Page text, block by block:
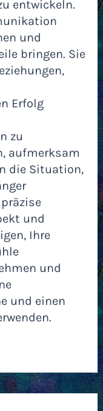
entwickeln.
und
bringen. Sie
Erfolg
zu
aufmerksam
die Situation,
und
Ihre
und
und einen